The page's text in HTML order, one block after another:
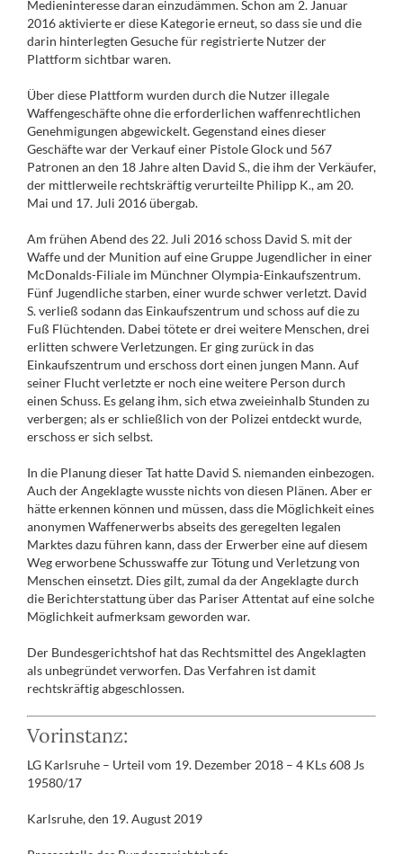
Medieninteresse daran einzudämmen. Schon am 2. Januar
2016 aktivierte er diese Kategorie erneut, so dass sie und die
darin hinterlegten Gesuche für registrierte Nutzer der
Plattform sichtbar waren.
Über diese Plattform wurden durch die Nutzer illegale
Waffengeschäfte ohne die erforderlichen waffenrechtlichen
Genehmigungen abgewickelt. Gegenstand eines dieser
Geschäfte war der Verkauf einer Pistole Glock und 567
Patronen an den 18 Jahre alten David S., die ihm der Verkäufer,
der mittlerweile rechtskräftig verurteilte Philipp K., am 20.
Mai und 17. Juli 2016 übergab.
Am frühen Abend des 22. Juli 2016 schoss David S. mit der
Waffe und der Munition auf eine Gruppe Jugendlicher in einer
McDonalds-Filiale im Münchner Olympia-Einkaufszentrum.
Fünf Jugendliche starben, einer wurde schwer verletzt. David
S. verließ sodann das Einkaufszentrum und schoss auf die zu
Fuß Flüchtenden. Dabei tötete er drei weitere Menschen, drei
erlitten schwere Verletzungen. Er ging zurück in das
Einkaufszentrum und erschoss dort einen jungen Mann. Auf
seiner Flucht verletzte er noch eine weitere Person durch
einen Schuss. Es gelang ihm, sich etwa zweieinhalb Stunden zu
verbergen; als er schließlich von der Polizei entdeckt wurde,
erschoss er sich selbst.
In die Planung dieser Tat hatte David S. niemanden einbezogen.
Auch der Angeklagte wusste nichts von diesen Plänen. Aber er
hätte erkennen können und müssen, dass die Möglichkeit eines
anonymen Waffenerwerbs abseits des geregelten legalen
Marktes dazu führen kann, dass der Erwerber eine auf diesem
Weg erworbene Schusswaffe zur Tötung und Verletzung von
Menschen einsetzt. Dies gilt, zumal da der Angeklagte durch
die Berichterstattung über das Pariser Attentat auf eine solche
Möglichkeit aufmerksam geworden war.
Der Bundesgerichtshof hat das Rechtsmittel des Angeklagten
als unbegründet verworfen. Das Verfahren ist damit
rechtskräftig abgeschlossen.
Vorinstanz:
LG Karlsruhe – Urteil vom 19. Dezember 2018 – 4 KLs 608 Js
19580/17
Karlsruhe, den 19. August 2019